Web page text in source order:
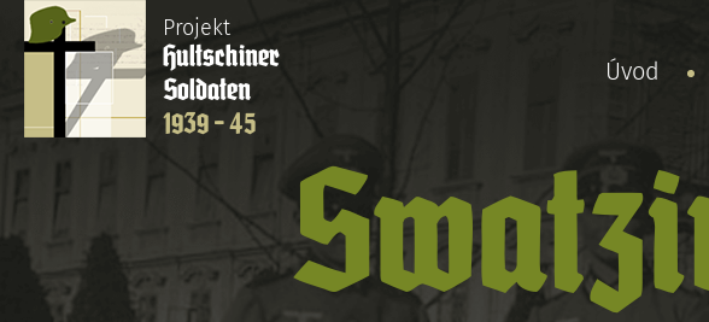
Projekt
Hultschiner
Soldaten
1939 - 45
Úvod